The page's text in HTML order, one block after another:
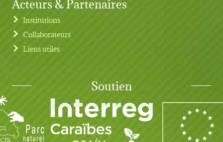
Institutions
Collaborateurs
Liens utiles
Soutien